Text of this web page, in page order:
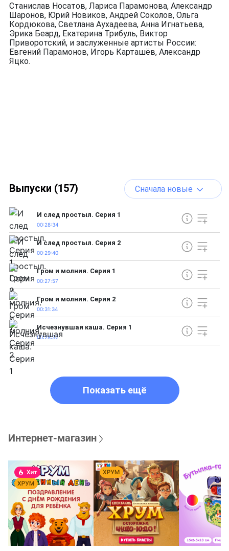
Станислав Носатов, Лариса Парамонова, Александр
Шаронов, Юрий Новиков, Андрей Соколов, Ольга
Кордюкова, Светлана Аухадеева, Анна Игнатьева,
Эрика Беард, Екатерина Трибуль, Виктор
Приворотский, и заслуженные артисты России:
Евгений Парамонов, Игорь Карташёв, Александр
Яцко.
Выпуски (157) Сначала новые
И след простыл. Серия 1
00:28:34
И след простыл. Серия 2
00:29:40
Гром и молния. Серия 1
00:27:57
Гром и молния. Серия 2
00:31:34
Исчезнувшая каша. Серия 1
00:28:32
Показать ещё
Интернет-магазин